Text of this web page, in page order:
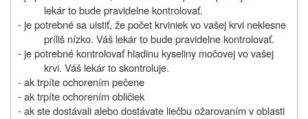
lekár to bude pravidelne kontrolovať.
- je potrebné sa uistiť, že počet krviniek vo vašej krvi neklesne
príliš nízko. Váš lekár to bude pravidelne kontrolovať.
- je potrebné kontrolovať hladinu kyseliny močovej vo vašej
krvi. Váš lekár to skontroluje.
- ak trpíte ochorením pečene
- ak trpíte ochorením obličiek
- ak ste dostávali alebo dostávate liečbu ožarovaním v oblasti